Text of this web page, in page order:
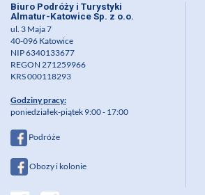
Biuro Podróży i Turystyki
Almatur-Katowice Sp. z o.o.
ul. 3 Maja 7
40-096 Katowice
NIP 6340133677
REGON 271259966
KRS 000118293
Godziny pracy:
poniedziałek-piątek 9:00 - 17:00
Podróże
Obozy i kolonie